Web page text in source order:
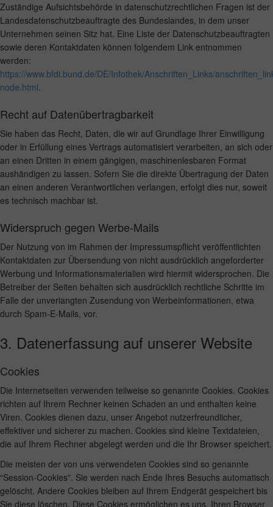
Zuständige Aufsichtsbehörde in datenschutzrechtlichen Fragen ist der
Landesdatenschutzbeauftragte des Bundeslandes, in dem unser
Unternehmen seinen Sitz hat. Eine Liste der Datenschutzbeauftragten
sowie deren Kontaktdaten können folgendem Link entnommen
werden:
https://www.bfdi.bund.de/DE/Infothek/Anschriften_Links/
node.html.
Recht auf Datenübertragbarkeit
Sie haben das Recht, Daten, die wir auf Grundlage Ihrer Einwilligung
oder in Erfüllung eines Vertrags automatisiert verarbeiten, an sich oder
an einen Dritten in einem gängigen, maschinenlesbaren Format
aushändigen zu lassen. Sofern Sie die direkte Übertragung der Daten
an einen anderen Verantwortlichen verlangen, erfolgt dies nur, soweit
es technisch machbar ist.
Widerspruch gegen Werbe-Mails
Der Nutzung von im Rahmen der Impressumspflicht veröffentlichten
Kontaktdaten zur Übersendung von nicht ausdrücklich angeforderter
Werbung und Informationsmaterialien wird hiermit widersprochen. Die
Betreiber der Seiten behalten sich ausdrücklich rechtliche Schritte im
Falle der unverlangten Zusendung von Werbeinformationen, etwa
durch Spam-E-Mails, vor.
3. Datenerfassung auf unserer Website
Cookies
Die Internetseiten verwenden teilweise so genannte Cookies. Cookies
richten auf Ihrem Rechner keinen Schaden an und enthalten keine
Viren. Cookies dienen dazu, unser Angebot nutzerfreundlicher,
effektiver und sicherer zu machen. Cookies sind kleine Textdateien,
die auf Ihrem Rechner abgelegt werden und die Ihr Browser speichert.
Die meisten der von uns verwendeten Cookies sind so genannte
“Session-Cookies”. Sie werden nach Ende Ihres Besuchs automatisch
gelöscht. Andere Cookies bleiben auf Ihrem Endgerät gespeichert bis
Sie diese löschen. Diese Cookies ermöglichen es uns, Ihren Browser